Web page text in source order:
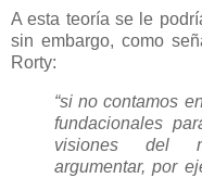
A esta teoría se le
sin embargo, como
Rorty:
“si no contamos
fundacionales
visiones del
argumentar, por